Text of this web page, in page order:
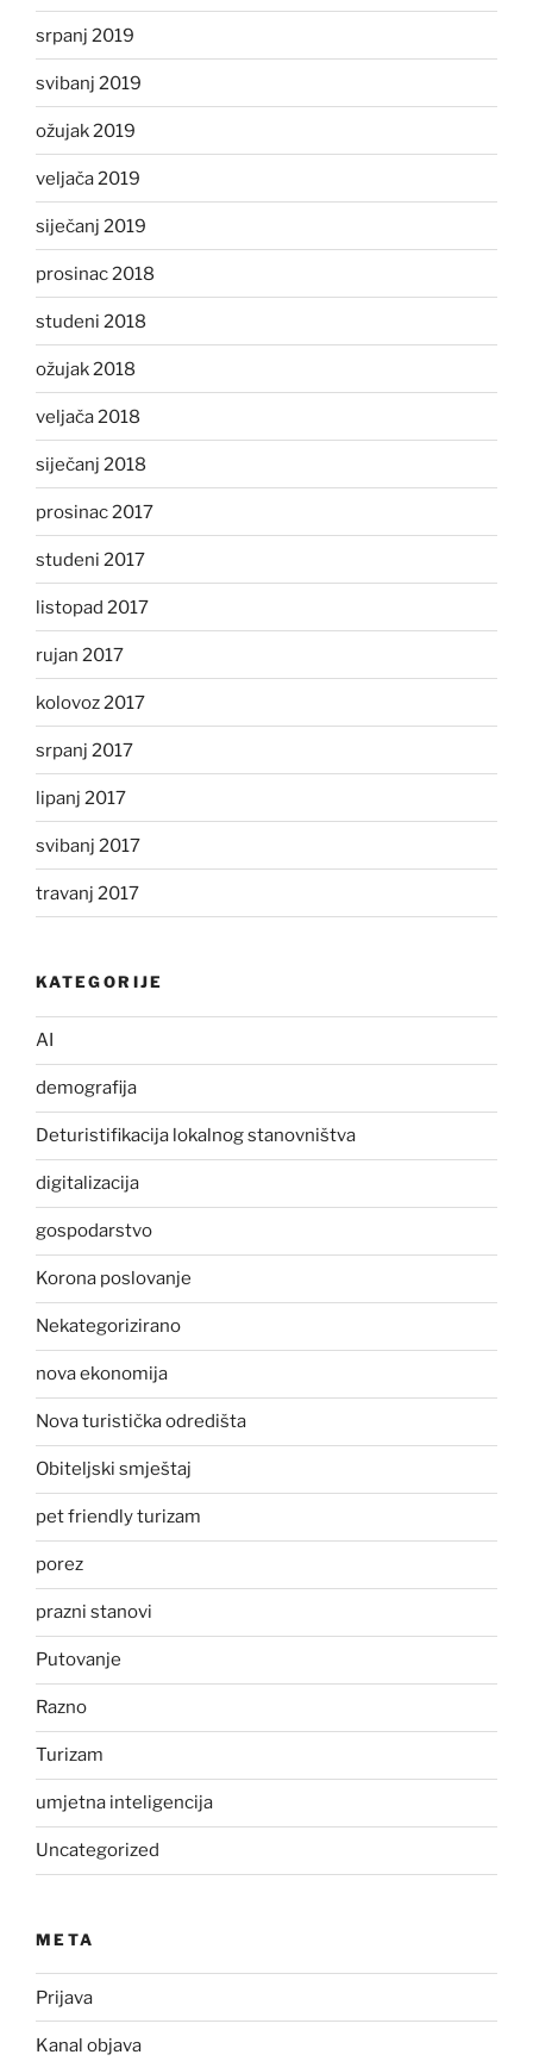
srpanj 2019
svibanj 2019
ožujak 2019
veljača 2019
siječanj 2019
prosinac 2018
studeni 2018
ožujak 2018
veljača 2018
siječanj 2018
prosinac 2017
studeni 2017
listopad 2017
rujan 2017
kolovoz 2017
srpanj 2017
lipanj 2017
svibanj 2017
travanj 2017
KATEGORIJE
AI
demografija
Deturistifikacija lokalnog stanovništva
digitalizacija
gospodarstvo
Korona poslovanje
Nekategorizirano
nova ekonomija
Nova turistička odredišta
Obiteljski smještaj
pet friendly turizam
porez
prazni stanovi
Putovanje
Razno
Turizam
umjetna inteligencija
Uncategorized
META
Prijava
Kanal objava